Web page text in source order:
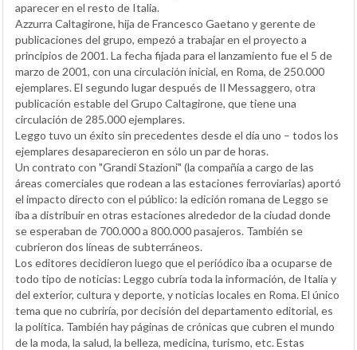
aparecer en el resto de Italia.
Azzurra Caltagirone, hija de Francesco Gaetano y gerente de
publicaciones del grupo, empezó a trabajar en el proyecto a
principios de 2001. La fecha fijada para el lanzamiento fue el 5 de
marzo de 2001, con una circulación inicial, en Roma, de 250.000
ejemplares. El segundo lugar después de Il Messaggero, otra
publicación estable del Grupo Caltagirone, que tiene una
circulación de 285.000 ejemplares.
Leggo tuvo un éxito sin precedentes desde el día uno – todos los
ejemplares desaparecieron en sólo un par de horas.
Un contrato con "Grandi Stazioni" (la compañía a cargo de las
áreas comerciales que rodean a las estaciones ferroviarias) aportó
el impacto directo con el público: la edición romana de Leggo se
iba a distribuir en otras estaciones alrededor de la ciudad donde
se esperaban de 700.000 a 800.000 pasajeros. También se
cubrieron dos líneas de subterráneos.
Los editores decidieron luego que el periódico iba a ocuparse de
todo tipo de noticias: Leggo cubría toda la información, de Italia y
del exterior, cultura y deporte, y noticias locales en Roma. El único
tema que no cubriría, por decisión del departamento editorial, es
la política. También hay páginas de crónicas que cubren el mundo
de la moda, la salud, la belleza, medicina, turismo, etc. Estas